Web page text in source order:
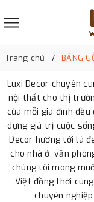
Trang chủ BẢNG
Luxi Decor chuyên
nội thất cho thị
của mỗi gia đình
dựng giá trị cuộc
Decor hướng tới là
cho nhà ở, văn
chúng tôi mong
Việt đồng thời
chuyên